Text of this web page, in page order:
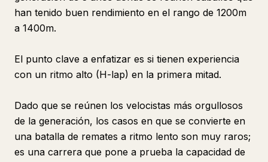
han tenido buen rendimiento en el rango de 1200m
a 1400m.
El punto clave a enfatizar es si tienen experiencia
con un ritmo alto (H-lap) en la primera mitad.
Dado que se reúnen los velocistas más orgullosos
de la generación, los casos en que se convierte en
una batalla de remates a ritmo lento son muy raros;
es una carrera que pone a prueba la capacidad de